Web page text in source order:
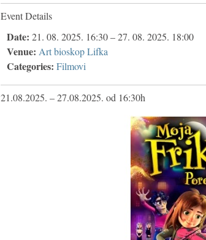
Event Details
Date: 21. 08. 2025. 16:30–27. 08. 2025. 18:00
Venue: Art bioskop Lifka
Categories: Filmovi
21.08.2025. – 27.08.2025. od 16:30h